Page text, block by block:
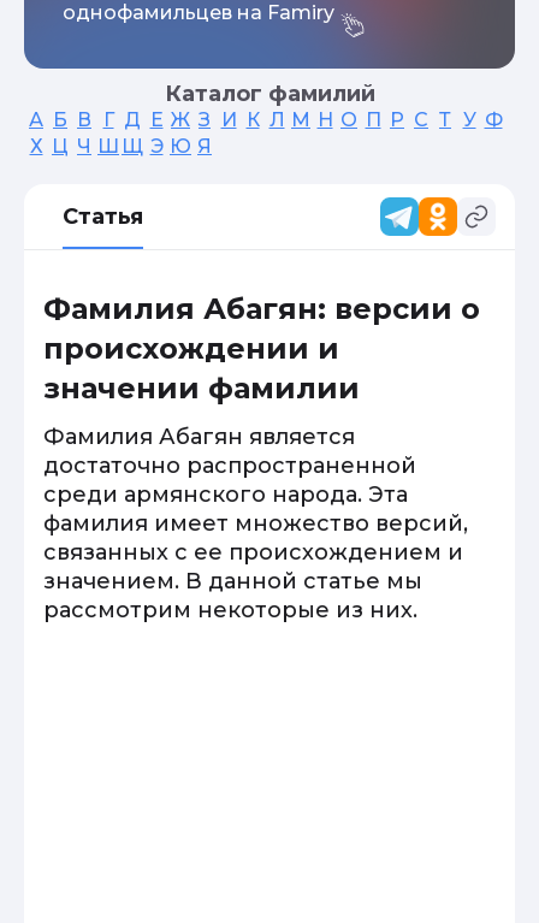
однофамильцев на Famiry
Каталог фамилий
А Б В Г Д Е Ж З И К Л М Н О П Р С Т У Ф
Х Ц Ч Ш Щ Э Ю Я
Статья
Фамилия Абагян: версии о
происхождении и
значении фамилии
Фамилия Абагян является
достаточно распространенной
среди армянского народа. Эта
фамилия имеет множество версий,
связанных с ее происхождением и
значением. В данной статье мы
рассмотрим некоторые из них.